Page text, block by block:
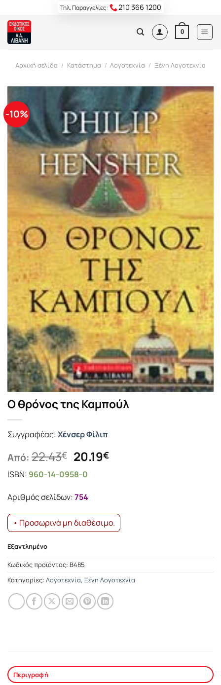
content
Τηλ. Παραγγελίες: 210 366 1200
0
Αρχική σελίδα / Κατάστημα / Λογοτεχνία / Ξένη Λογοτεχνία
-10%
Ο θρόνος της Καμπούλ
Συγγραφέας:Χένσερ Φίλιπ
Από: 22.43€ Original
price
was:
22.43€.
20.19€Η
ISBN: 960-14-0958-0
Αριθμός σελίδων:754
• Προσωρινά μη διαθέσιμο.
Εξαντλημένο
Κωδικός προϊόντος: Β485
Κατηγορίες: Λογοτεχνία, Ξένη Λογοτεχνία
Περιγραφή